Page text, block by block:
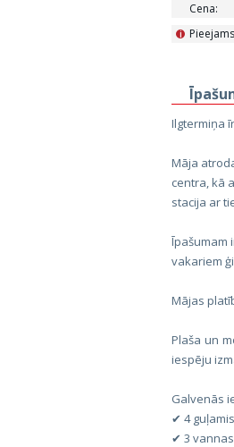
Cena:
i
Ilgtermiņa
Māja
centra, kā
stacija ar
Īpašumam
vakariem
Mājas
Plaša un
iespēju
Galvenās
✔ 4
✔ 3